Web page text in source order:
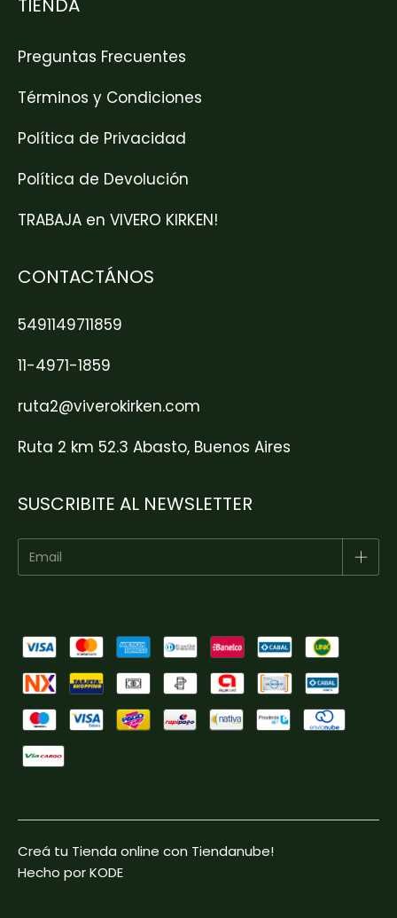
TIENDA
Preguntas Frecuentes
Términos y Condiciones
Política de Privacidad
Política de Devolución
TRABAJA en VIVERO KIRKEN!
CONTACTÁNOS
5491149711859
11-4971-1859
ruta2@viverokirken.com
Ruta 2 km 52.3 Abasto, Buenos Aires
SUSCRIBITE AL NEWSLETTER
Creá tu Tienda online con Tiendanube!
Hecho por KODE